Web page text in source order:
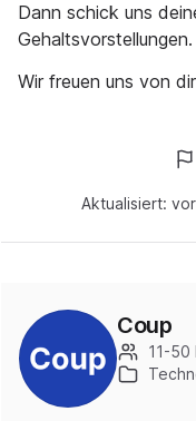
Dann schick uns
Gehaltsvorstellungen.
Wir freuen uns von
Aktualisiert:
Coup
11-50